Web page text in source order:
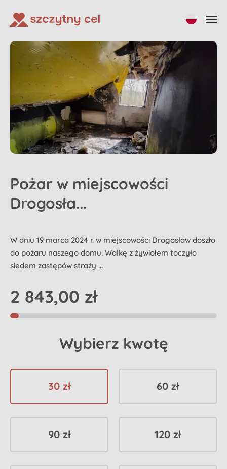
Pożar w miejscowości
Drogosła...
W dniu 19 marca 2024 r. w miejscowości Drogosław doszło
do pożaru naszego domu. Walkę z żywiołem toczyło
siedem zastępów straży ...
2 843,00 zł
Wybierz kwotę
30 zł 60 zł
90 zł 120 zł